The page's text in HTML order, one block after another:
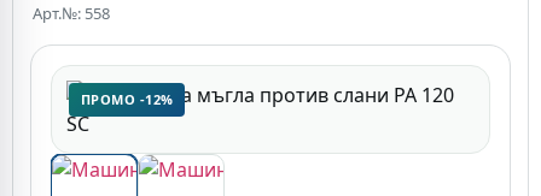
Арт.№: 558
ПРОМО -12%